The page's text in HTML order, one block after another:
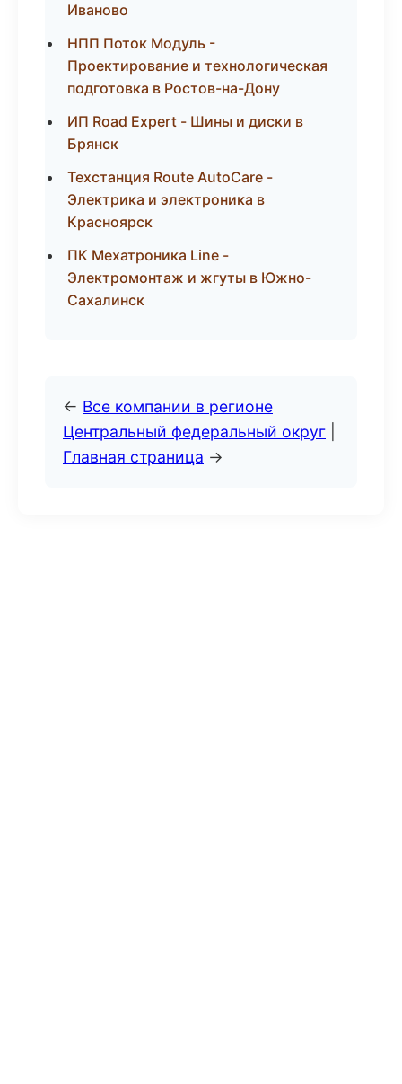
Иваново
НПП Поток Модуль -
Проектирование и технологическая
подготовка в Ростов-на-Дону
ИП Road Expert - Шины и диски в
Брянск
Техстанция Route AutoCare -
Электрика и электроника в
Красноярск
ПК Мехатроника Line -
Электромонтаж и жгуты в Южно-
Сахалинск
← Все компании в регионе
Центральный федеральный округ
Главная страница →